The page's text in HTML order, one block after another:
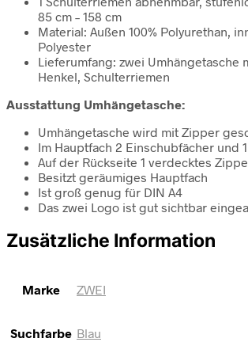
85 cm – 158 cm
Material: Außen 100% Polyurethan,
Polyester
Lieferumfang: zwei Umhängetasche
Henkel, Schulterriemen
Ausstattung Umhängetasche:
Umhängetasche wird mit Zipper
Im Hauptfach 2 Einschubfächer und
Auf der Rückseite 1 verdecktes
Besitzt geräumiges Hauptfach
Ist groß genug für DIN A4
Das zwei Logo ist gut sichtbar
Zusätzliche Information
Marke ZWEI
Suchfarbe Blau